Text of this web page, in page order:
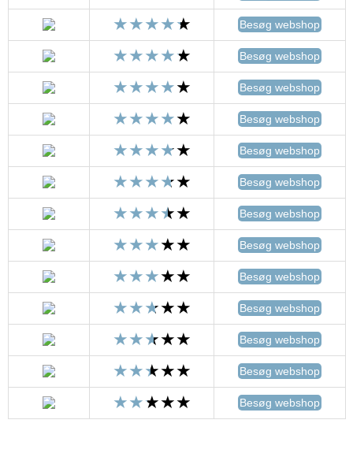
Besøg webshop
Besøg webshop
Besøg webshop
Besøg webshop
Besøg webshop
Besøg webshop
Besøg webshop
Besøg webshop
Besøg webshop
Besøg webshop
Besøg webshop
Besøg webshop
Besøg webshop